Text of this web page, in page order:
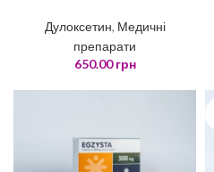
Дулоксетин, Медичні
препарати
650.00грн